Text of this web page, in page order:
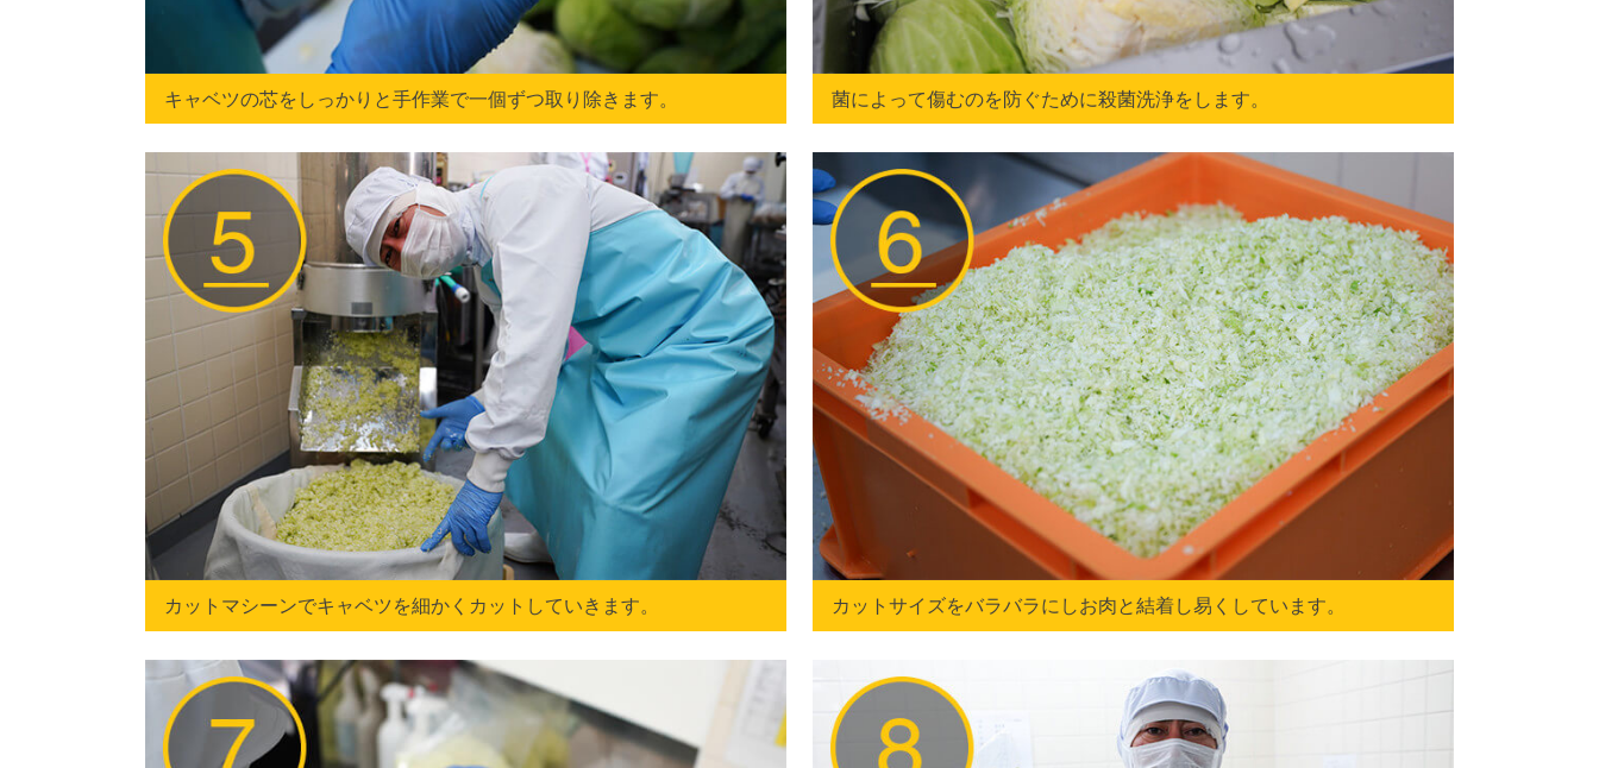
キャベツの芯をしっかりと手作業で一個ずつ取り除きます。 菌によって傷むのを防ぐために殺菌洗浄をします。
カットマシーンでキャベツを細かくカットしていきます。 カットサイズをバラバラにしお肉と結着し易くしています。